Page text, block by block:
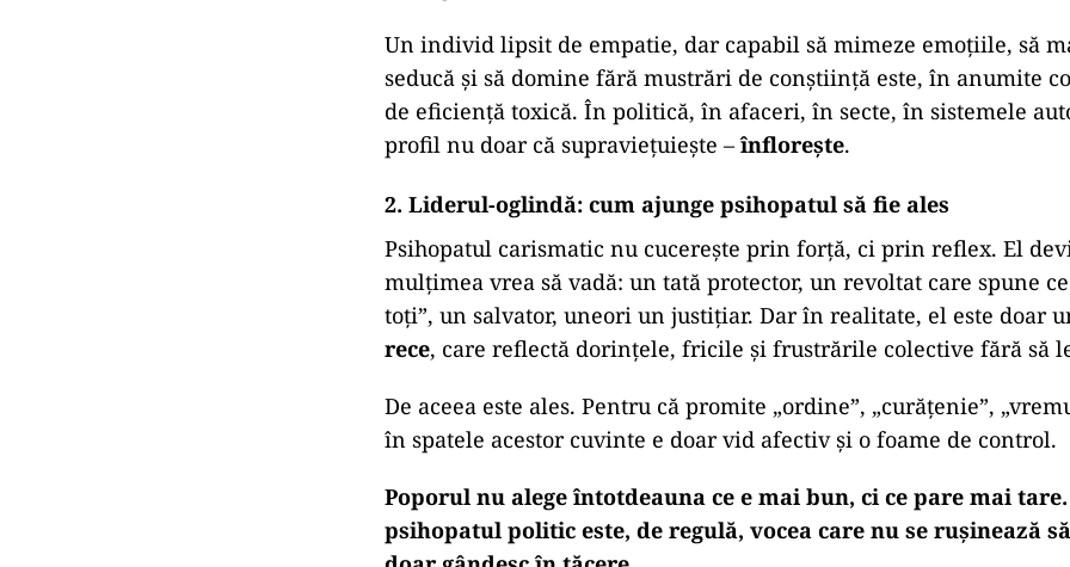
ad
Un individ lipsit de empatie, dar capabil să mimeze emoțiile, să
seducă și să domine fără mustrări de conștiință este, în anumite
de eficiență toxică. În politică, în afaceri, în secte, în sistemele
profil nu doar că supraviețuiește –înflorește